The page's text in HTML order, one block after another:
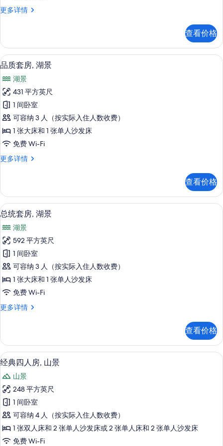
的
有
照
片
更多详情
小
湖
景
更
信
息
查看价格
显
品
质
套
房,
湖
的
有
照
片
品质套房, 湖景 | 迷你吧、客房内保险
39
品质套房, 湖景
湖景
431 平方英尺
1 间卧室
可容纳 3 人（按实际入住人数收费）
1 张大床和 1 张单人沙发床
免费 Wi-Fi
更多详情
品
湖
景
更
信
息
查看价格
显
总
统
套
房,
湖
的
有
照
片
迷你吧、客房内保险箱、办公桌、笔
25
总统套房, 湖景
湖景
592 平方英尺
1 间卧室
可容纳 3 人（按实际入住人数收费）
1 张大床和 1 张单人沙发床
免费 Wi-Fi
更多详情
总
湖
景
更
信
息
查看价格
显
示
经
典
四
人
房,
经典四人房, 山景 | 迷你吧、客房内保
15
经典四人房, 山景
山景
248 平方英尺
1 间卧室
可容纳 4 人（按实际入住人数收费）
1 张双人床和 2 张单人沙发床或 2 张单人床和 2 张单人沙发床
免费 Wi-Fi